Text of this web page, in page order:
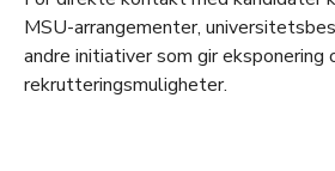
MSU-arrangementer,
andre initiativer som gir eksponering
rekrutteringsmuligheter.